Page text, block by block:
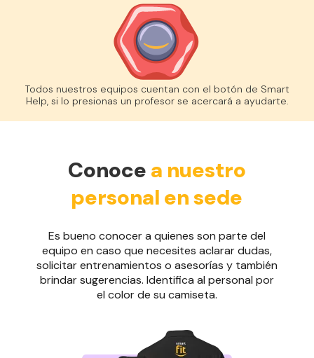
Todos nuestros equipos cuentan con el botón de Smart
Help, si lo presionas un profesor se acercará a ayudarte.
Conoce a nuestro
personal en sede
Es bueno conocer a quienes son parte del
equipo en caso que necesites aclarar dudas,
solicitar entrenamientos o asesorías y también
brindar sugerencias. Identifica al personal por
el color de su camiseta.